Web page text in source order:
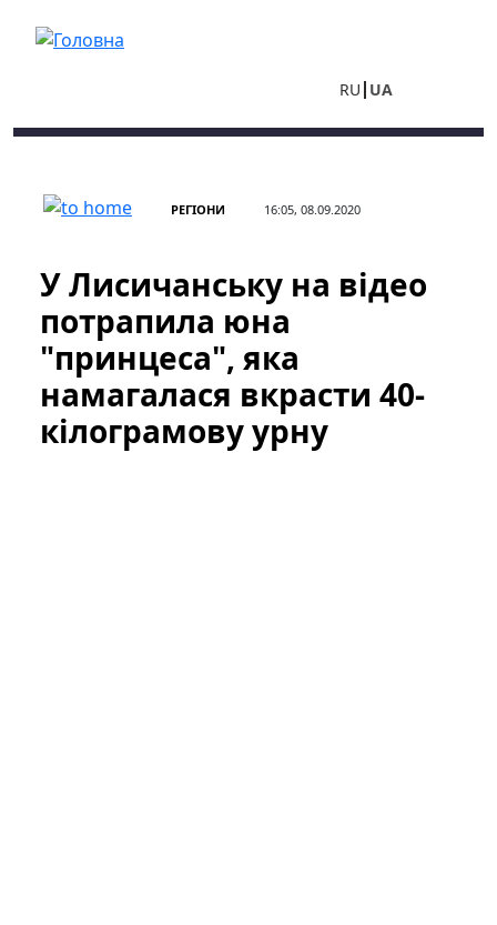
RU UA
РЕГІОНИ 16:05, 08.09.2020
У Лисичанську на відео
потрапила юна
"принцеса", яка
намагалася вкрасти 40-
кілограмову урну